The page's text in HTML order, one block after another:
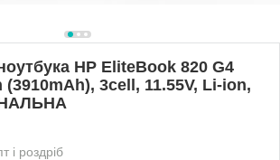
HP EliteBook 820 G4
(3910mAh), 3cell, 11.55V, Li-ion,
і роздріб